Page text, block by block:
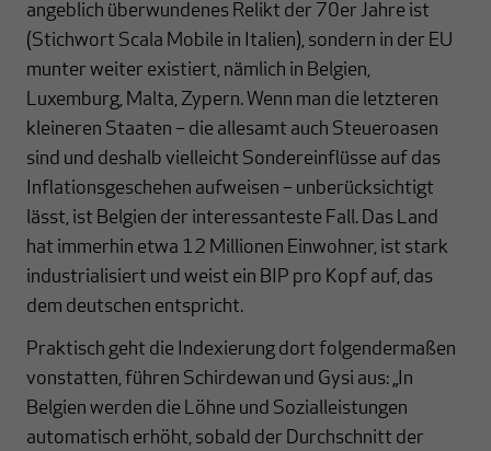
angeblich überwundenes Relikt der 70er Jahre ist
(Stichwort Scala Mobile in Italien), sondern in der EU
munter weiter existiert, nämlich in Belgien,
Luxemburg, Malta, Zypern. Wenn man die letzteren
kleineren Staaten – die allesamt auch Steueroasen
sind und deshalb vielleicht Sondereinflüsse auf das
Inflationsgeschehen aufweisen – unberücksichtigt
lässt, ist Belgien der interessanteste Fall. Das Land
hat immerhin etwa 12 Millionen Einwohner, ist stark
industrialisiert und weist ein BIP pro Kopf auf, das
dem deutschen entspricht.
Praktisch geht die Indexierung dort folgendermaßen
vonstatten, führen Schirdewan und Gysi aus: „In
Belgien werden die Löhne und Sozialleistungen
automatisch erhöht, sobald der Durchschnitt der